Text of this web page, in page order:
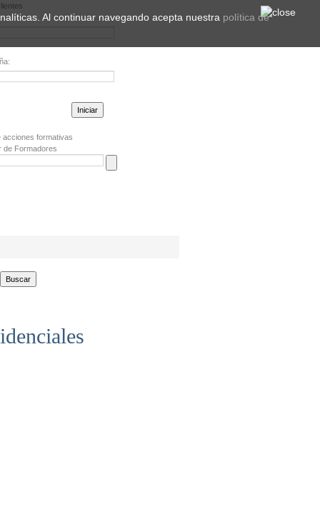
acciones formativas
de Formadores
Al continuar navegando acepta nuestra política de